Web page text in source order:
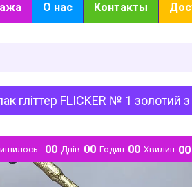
О нас Контакты
гліттер FLICKER № 1
00 Днів 00 Годин 00 Хвилин 00